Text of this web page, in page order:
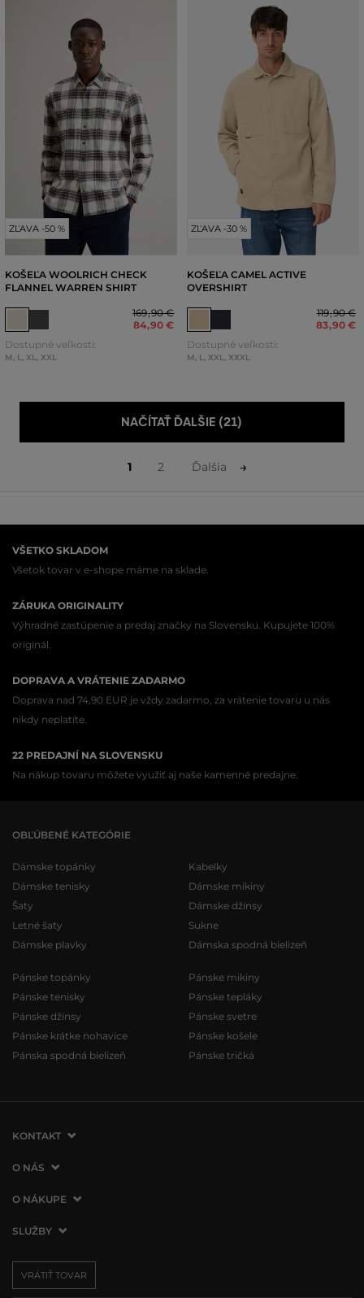
ZĽAVA -50 %
KOŠEĽA WOOLRICH CHECK
FLANNEL WARREN SHIRT
169,90 €
84,90 €
Dostupné veľkosti:
M, L, XL, XXL
ZĽAVA -30 %
KOŠEĽA CAMEL ACTIVE
OVERSHIRT
119,90 €
83,90 €
Dostupné veľkosti:
M, L, XXL, XXXL
NAČÍTAŤ ĎALŠIE (21)
1 2 Ďalšia
VŠETKO SKLADOM
Všetok tovar v e-shope máme na sklade.
ZÁRUKA ORIGINALITY
Výhradné zastúpenie a predaj značky na Slovensku. Kupujete 100%
originál.
DOPRAVA A VRÁTENIE ZADARMO
Doprava nad 74,90 EUR je vždy zadarmo, za vrátenie tovaru u nás
nikdy neplatíte.
22 PREDAJNÍ NA SLOVENSKU
Na nákup tovaru môžete využiť aj naše kamenné predajne.
OBĽÚBENÉ KATEGÓRIE
Dámske topánky
Dámske tenisky
Šaty
Letné šaty
Dámske plavky
Kabelky
Dámske mikiny
Dámske džínsy
Sukne
Dámska spodná bielizeň
Pánske topánky
Pánske tenisky
Pánske džínsy
Pánske krátke nohavice
Pánska spodná bielizeň
Pánske mikiny
Pánske tepláky
Pánske svetre
Pánske košele
Pánske tričká
KONTAKT
VERMONT Services Slovakia s. r. o.
821 07 Bratislava
Slovenská republika
info@vermont.sk
O NÁS
O spoločnosti
Naše predajne
Presscentrum
O NÁKUPE
Ako nakupovať
Vrátenie tovaru
Reklamácie
SLUŽBY
Doprava a platba
Darčekové poukážky
VRÁTIŤ TOVAR